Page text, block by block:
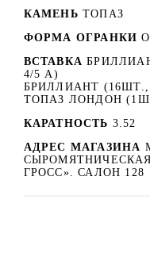
КАМЕНЬ ТОПАЗ
ФОРМА ОГРАНКИ
ВСТАВКА
4/5 А)
БРИЛЛИАНТ (16ШТ.,
ТОПАЗ ЛОНДОН
КАРАТНОСТЬ 3.52
АДРЕС МАГАЗИНА
ГРОСС». САЛОН 128